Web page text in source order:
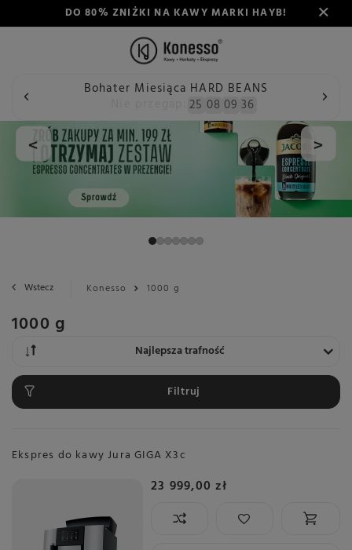
DO 80% ZNIŻKI NA KAWY MARKI HAYB!
Bohater Miesiąca HARD BEANS
25 08 09 36
< >
Wstecz Konesso 1000 g
1000 g
Zmień sortowanie
Najlepsza trafność
Filtruj
Ekspres do kawy Jura GIGA X3c
23 999,00 zł